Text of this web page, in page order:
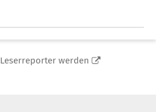
Leserreporter werden